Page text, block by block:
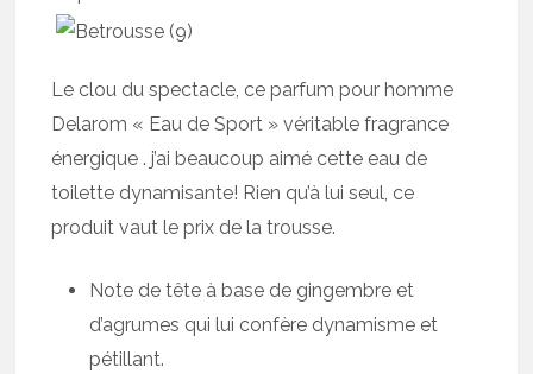
Le clou du spectacle, ce parfum pour homme
Delarom « Eau de Sport » véritable fragrance
énergique . j’ai beaucoup aimé cette eau de
toilette dynamisante! Rien qu’à lui seul, ce
produit vaut le prix de la trousse.
Note de tête à base de gingembre et
d’agrumes qui lui confère dynamisme et
pétillant.